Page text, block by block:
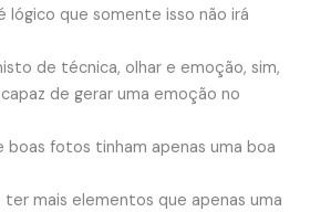
lógico que somente isso não irá
de técnica, olhar e emoção, sim,
de gerar uma emoção no
fotos tinham apenas uma boa
mais elementos que apenas uma